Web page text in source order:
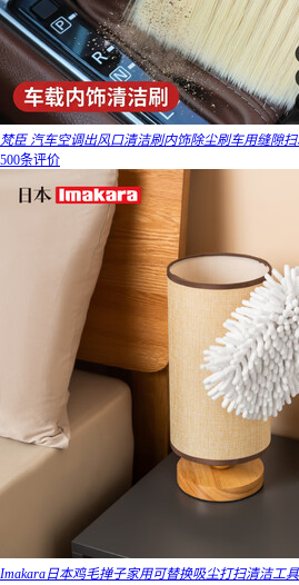
梵臣 汽车空调出风口清洁刷内饰除尘刷车用缝隙
500条评价
Imakara日本鸡毛掸子家用可替换吸尘打扫清洁工